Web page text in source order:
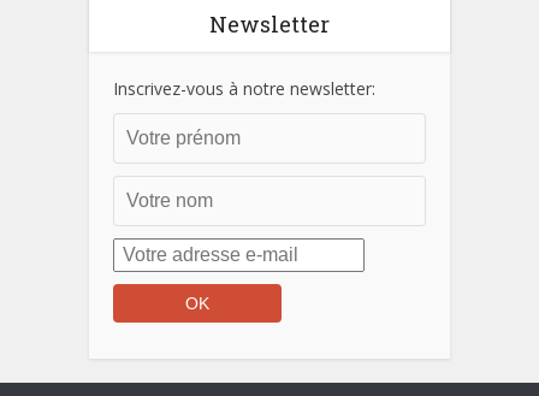
Newsletter
Inscrivez-vous à notre newsletter: